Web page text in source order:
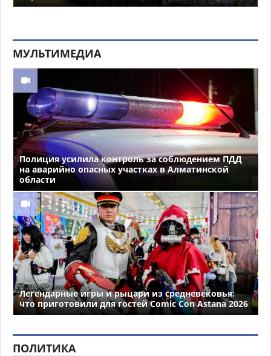
МУЛЬТИМЕДИА
Полиция усилила контроль за соблюдением ПДД
на аварийно опасных участках в Алматинской
области
Легендарные игры и рыцари из средневековья:
что приготовили для гостей Comic Con Astana 2026
ПОЛИТИКА